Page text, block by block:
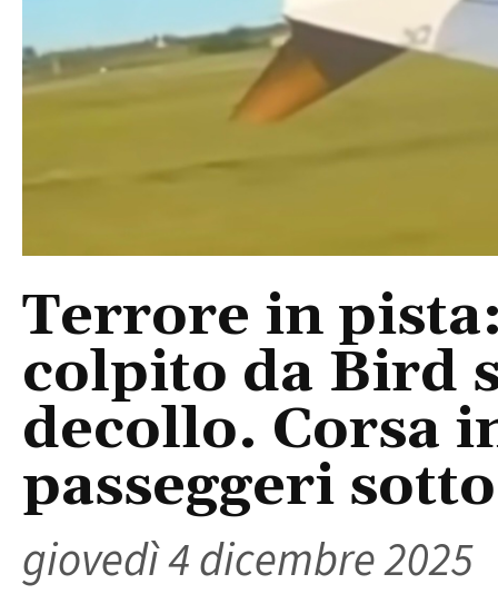
Terrore in
colpito da Bird
decollo. Corsa
passeggeri
giovedì 4 dicembre 2025